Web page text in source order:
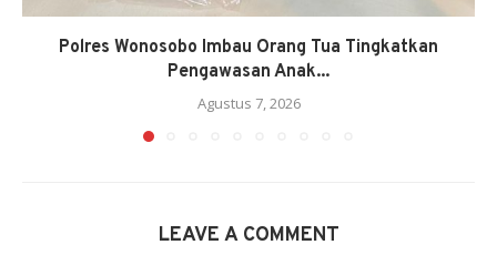
Polres Wonosobo Imbau Orang Tua Tingkatkan
Pengawasan Anak...
Agustus 7, 2026
LEAVE A COMMENT